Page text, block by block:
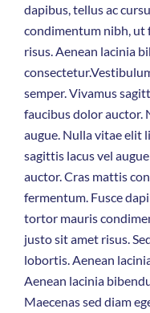
dapibus, tellus ac
condimentum nibh, ut
risus. Aenean lacinia
semper. Vivamus
faucibus dolor auctor.
augue. Nulla vitae elit
sagittis lacus vel
auctor. Cras mattis
fermentum. Fusce
tortor mauris
justo sit amet risus.
lobortis. Aenean
Aenean lacinia
Maecenas sed diam